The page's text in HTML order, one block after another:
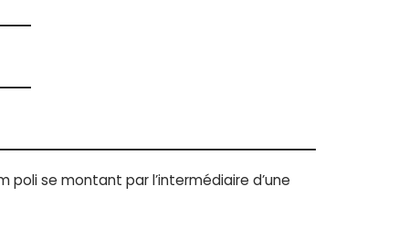
poli se montant par l’intermédiaire d’une